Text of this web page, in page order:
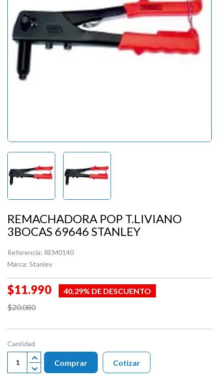
REMACHADORA POP T.LIVIANO
3BOCAS 69646 STANLEY
Referencia: REM0140
Marca: Stanley
$11.990
40,29% DE DESCUENTO
$20.080
Cantidad
Comprar Cotizar